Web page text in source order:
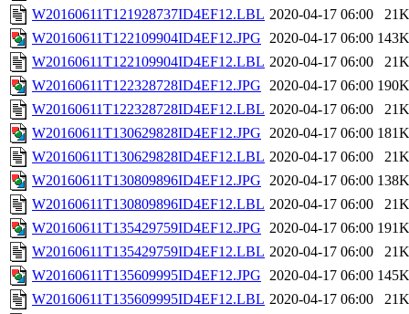
W20160611T121928737ID4EF12.LBL 2020-04-17 06:00
21K
W20160611T122109904ID4EF12.JPG 2020-04-17 06:00 143K
W20160611T122109904ID4EF12.LBL 2020-04-17 06:00
21K
W20160611T122328728ID4EF12.JPG 2020-04-17 06:00 190K
W20160611T122328728ID4EF12.LBL 2020-04-17 06:00
21K
W20160611T130629828ID4EF12.JPG 2020-04-17 06:00 181K
W20160611T130629828ID4EF12.LBL 2020-04-17 06:00
21K
W20160611T130809896ID4EF12.JPG 2020-04-17 06:00 138K
W20160611T130809896ID4EF12.LBL 2020-04-17 06:00
21K
W20160611T135429759ID4EF12.JPG 2020-04-17 06:00 191K
W20160611T135429759ID4EF12.LBL 2020-04-17 06:00
21K
W20160611T135609995ID4EF12.JPG 2020-04-17 06:00 145K
W20160611T135609995ID4EF12.LBL 2020-04-17 06:00
21K